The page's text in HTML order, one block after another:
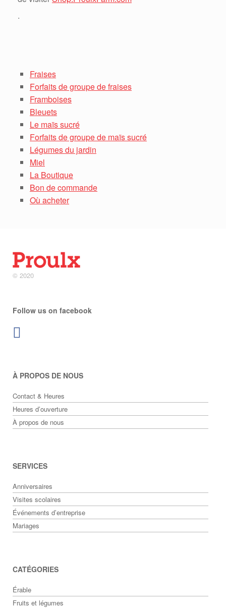
.
Fraises
Forfaits de groupe de fraises
Framboises
Bleuets
Le maïs sucré
Forfaits de groupe de maïs sucré
Légumes du jardin
Miel
La Boutique
Bon de commande
Où acheter
© 2020
Follow us on facebook
À PROPOS DE NOUS
Contact & Heures
Heures d’ouverture
À propos de nous
SERVICES
Anniversaires
Visites scolaires
Événements d’entreprise
Mariages
CATÉGORIES
Érable
Fruits et légumes